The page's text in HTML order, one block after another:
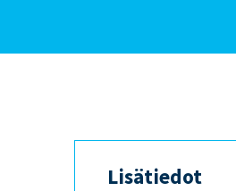
Lisätiedot